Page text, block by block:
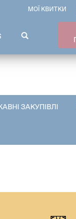
МОЇ КВИТКИ
ЗАКУПІВЛІ